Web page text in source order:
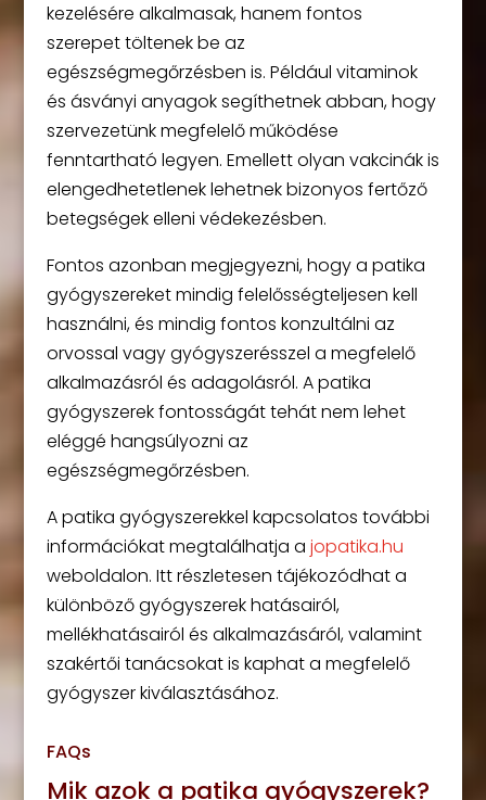
kezelésére alkalmasak, hanem fontos
szerepet töltenek be az
egészségmegőrzésben is. Például vitaminok
és ásványi anyagok segíthetnek abban, hogy
szervezetünk megfelelő működése
fenntartható legyen. Emellett olyan vakcinák is
elengedhetetlenek lehetnek bizonyos fertőző
betegségek elleni védekezésben.
Fontos azonban megjegyezni, hogy a patika
gyógyszereket mindig felelősségteljesen kell
használni, és mindig fontos konzultálni az
orvossal vagy gyógyszerésszel a megfelelő
alkalmazásról és adagolásról. A patika
gyógyszerek fontosságát tehát nem lehet
eléggé hangsúlyozni az
egészségmegőrzésben.
A patika gyógyszerekkel kapcsolatos további
információkat megtalálhatja a jopatika.hu
weboldalon. Itt részletesen tájékozódhat a
különböző gyógyszerek hatásairól,
mellékhatásairól és alkalmazásáról, valamint
szakértői tanácsokat is kaphat a megfelelő
gyógyszer kiválasztásához.
FAQs
Mik azok a patika gyógyszerek?